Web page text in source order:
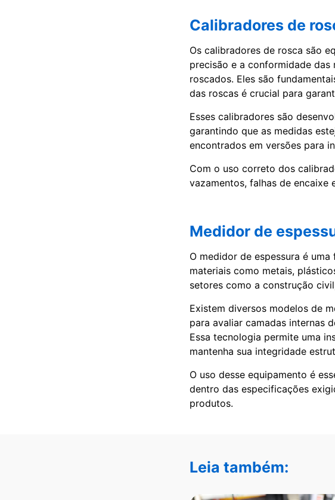
Calibradores de
Os calibradores de rosca são
precisão e a conformidade
roscados. Eles são
das roscas é crucial para
Esses calibradores são
garantindo que as medidas
encontrados em versões para
Com o uso correto dos
vazamentos, falhas de encaixe
Medidor de
O medidor de espessura é
materiais como metais,
setores como a construção
Existem diversos modelos de
para avaliar camadas internas
Essa tecnologia permite uma
mantenha sua integridade
O uso desse equipamento é
dentro das especificações
produtos.
Leia também: